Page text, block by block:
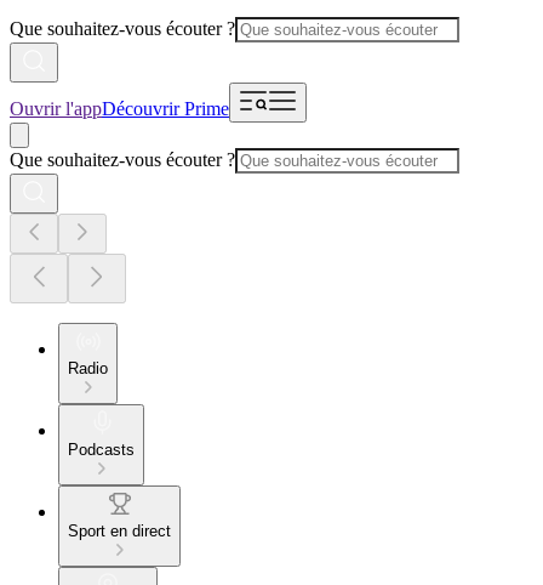
Que souhaitez-vous écouter ?
Ouvrir l'appDécouvrir Prime
Que souhaitez-vous écouter ?
Radio
Podcasts
Sport en direct